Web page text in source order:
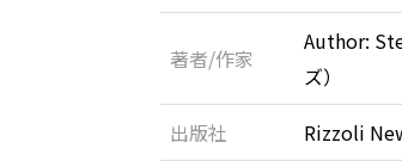
著者/作家
Author:
ズ）
出版社
Rizzoli